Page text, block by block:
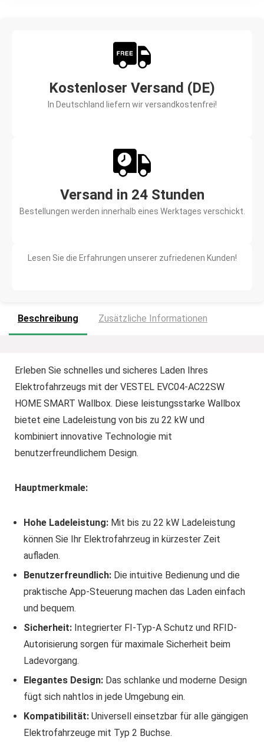
Kostenloser Versand (DE)
In Deutschland liefern wir versandkostenfrei!
Versand in 24 Stunden
Bestellungen werden innerhalb eines Werktages verschickt.
Lesen Sie die Erfahrungen unserer zufriedenen Kunden!
Beschreibung Zusätzliche Informationen
Erleben Sie schnelles und sicheres Laden Ihres
Elektrofahrzeugs mit der VESTEL EVC04-AC22SW
HOME SMART Wallbox. Diese leistungsstarke Wallbox
bietet eine Ladeleistung von bis zu 22 kW und
kombiniert innovative Technologie mit
benutzerfreundlichem Design.
Hauptmerkmale:
Hohe Ladeleistung:Mit bis zu 22 kW Ladeleistung
können Sie Ihr Elektrofahrzeug in kürzester Zeit
aufladen.
Benutzerfreundlich:Die intuitive Bedienung und die
praktische App-Steuerung machen das Laden einfach
und bequem.
Sicherheit:Integrierter FI-Typ-A Schutz und RFID-
Autorisierung sorgen für maximale Sicherheit beim
Ladevorgang.
Elegantes Design:Das schlanke und moderne Design
fügt sich nahtlos in jede Umgebung ein.
Kompatibilität:Universell einsetzbar für alle gängigen
Elektrofahrzeuge mit Typ 2 Buchse.